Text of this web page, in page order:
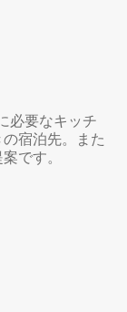
必要なキッチ
宿泊先。また
です。